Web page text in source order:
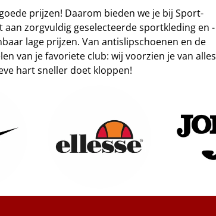
prijzen! Daarom bieden we je bij Sport-
zorgvuldig geselecteerde sportkleding en -
lage prijzen. Van antislipschoenen en de
van je favoriete club: wij voorzien je van alles
hart sneller doet kloppen!